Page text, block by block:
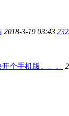
2018-3-19 03:43
个手机版。。。